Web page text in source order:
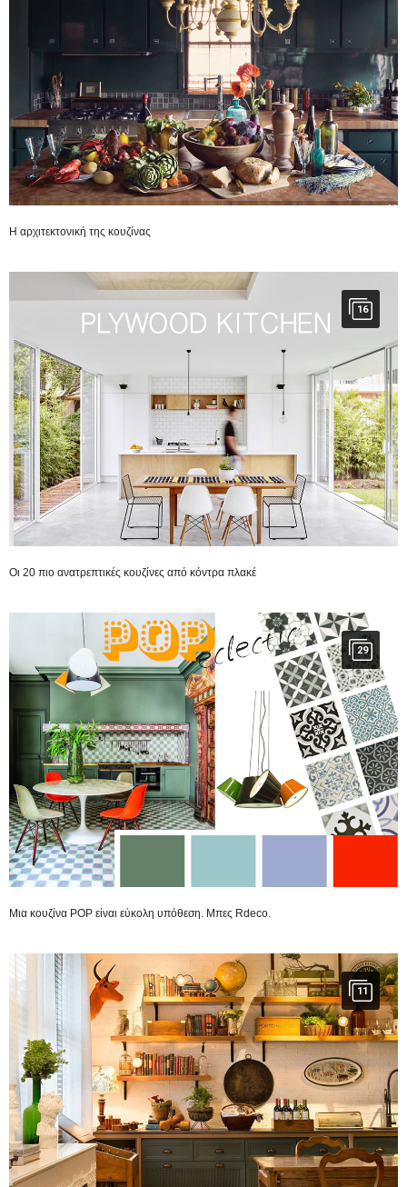
Η αρχιτεκτονική της κουζίνας
16
Οι 20 πιο ανατρεπτικές κουζίνες από κόντρα πλακέ
29
Μια κουζίνα POP είναι εύκολη υπόθεση. Μπες Rdeco.
11